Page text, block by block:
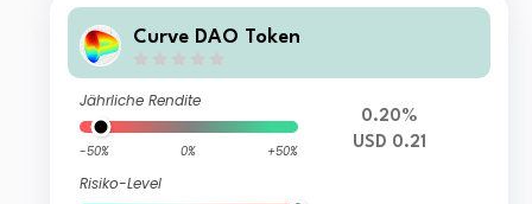
Curve DAO Token
Jährliche Rendite
-50% 0% +50%
Risiko-Level
0.20%
USD 0.21